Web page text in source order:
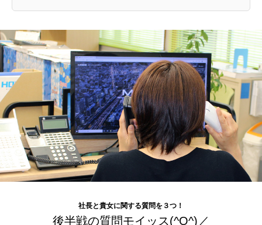
/home/moes/moes.co.jp/public_html/wp-
content/themes/fake_tcd074/page-design2.php
社長と貴女に関する質問を３つ！
後半戦の質問モイッス(^O^)／